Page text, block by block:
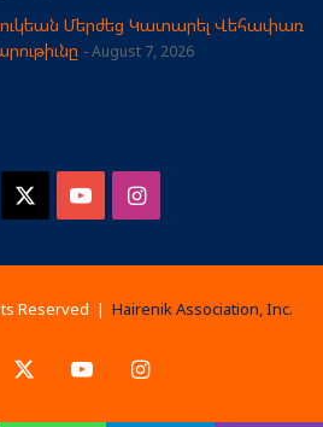
Մերժեց Կատարել Վեհափառ
August 7, 2026
YouTubeInstagram
Reserved | Hairenik Association, Inc.
YouTubeInstagram